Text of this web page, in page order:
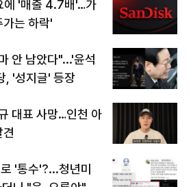
에 '매출 4.7배'…가
가는 하락'
안 남았다"...'윤석
, '성지글' 등장
대표 사망…인천 아
'통수'?...청년미